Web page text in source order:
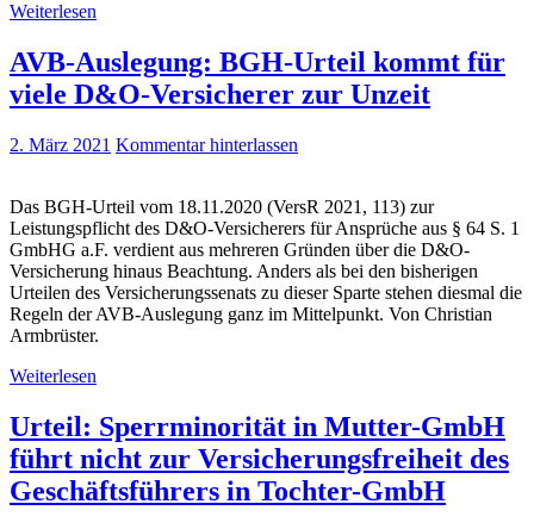
Weiterlesen
AVB-Auslegung: BGH-Urteil kommt für
viele D&O-Versicherer zur Unzeit
2. März 2021 Kommentar hinterlassen
Das BGH-Urteil vom 18.11.2020 (VersR 2021, 113) zur
Leistungspflicht des D&O-Versicherers für Ansprüche aus § 64 S. 1
GmbHG a.F. verdient aus mehreren Gründen über die D&O-
Versicherung hinaus Beachtung. Anders als bei den bisherigen
Urteilen des Versicherungssenats zu dieser Sparte stehen diesmal die
Regeln der AVB-Auslegung ganz im Mittelpunkt. Von Christian
Armbrüster.
Weiterlesen
Urteil: Sperrminorität in Mutter-GmbH
führt nicht zur Versicherungsfreiheit des
Geschäftsführers in Tochter-GmbH